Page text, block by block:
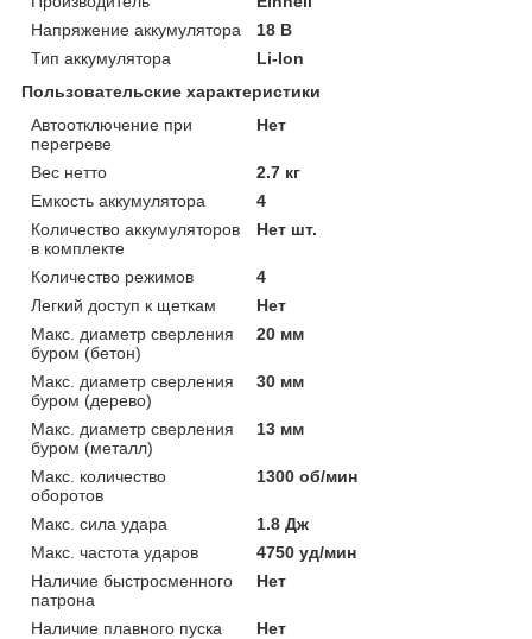
Напряжение аккумулятора
18 В
Тип аккумулятора
Li-Ion
Пользовательские характеристики
Автоотключение при
перегреве
Нет
Вес нетто
2.7 кг
Емкость аккумулятора
4
Количество аккумуляторов
в комплекте
Нет шт.
Количество режимов
4
Легкий доступ к щеткам
Нет
Макс. диаметр сверления
буром (бетон)
20 мм
Макс. диаметр сверления
буром (дерево)
30 мм
Макс. диаметр сверления
буром (металл)
13 мм
Макс. количество
оборотов
1300 об/мин
Макс. сила удара
1.8 Дж
Макс. частота ударов
4750 уд/мин
Наличие быстросменного
патрона
Нет
Наличие плавного пуска
Нет